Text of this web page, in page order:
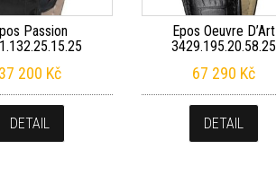
Passion
37 200 Kč
DETAIL
Epos Oeuvre D’Art
3429.195.20.58.25
67 290 Kč
DETAIL